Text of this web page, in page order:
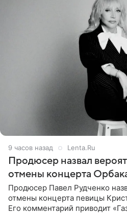
9 часов назад Lenta.Ru
Продюсер назвал
отмены концерта
Продюсер Павел Рудченко
отмены концерта певицы
Его комментарий приводит